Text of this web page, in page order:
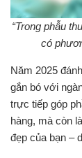
“Trong phẫu
có
Năm 2025
gắn bó với
trực tiếp góp
hàng, mà còn
đẹp của bạn –